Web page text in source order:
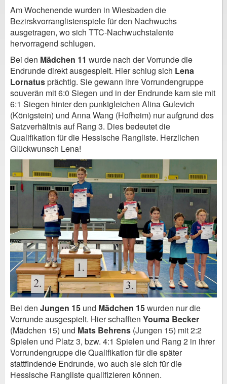
Am Wochenende wurden in Wiesbaden die
Bezirskvorranglistenspiele für den Nachwuchs
ausgetragen, wo sich TTC-Nachwuchstalente
hervorragend schlugen.
Bei den Mädchen 11 wurde nach der Vorrunde die
Endrunde direkt ausgespielt. Hier schlug sich Lena
Lornatusprächtig. Sie gewann ihre Vorrundengruppe
souverän mit 6:0 Siegen und in der Endrunde kam sie mit
6:1 Siegen hinter den punktgleichen AlinaGulevich
(Königstein) und Anna Wang (Hofheim) nur aufgrund des
Satzverhältnis auf Rang 3. Dies bedeutet die
Qualifikation für die Hessische Rangliste. Herzlichen
Glückwunsch Lena!
Bei den Jungen 15 und Mädchen 15wurden nur die
Vorrunde ausgespielt. Hier schafften Youma Becker
(Mädchen 15) und Mats Behrens (Jungen 15) mit 2:2
Spielen und Platz 3, bzw. 4:1 Spielen und Rang 2 in ihrer
Vorrundengruppe die Qualifikation für die später
stattfindende Endrunde, wo auch sie sich für die
Hessische Rangliste qualifizieren können.